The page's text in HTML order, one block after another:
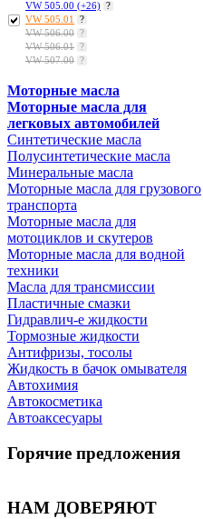
VW 505.00 (+26) ?
VW 505.01
?
VW 506.00 ?
VW 506.01 ?
VW 507.00 ?
Моторные масла
Моторные масла для
легковых автомобилей
Синтетические масла
Полусинтетические масла
Минеральные масла
Моторные масла для грузового
транспорта
Моторные масла для
мотоциклов и скутеров
Моторные масла для водной
техники
Масла для трансмиссии
Пластичные смазки
Гидравлич-е жидкости
Тормозные жидкости
Антифризы, тосолы
Жидкость в бачок омывателя
Автохимия
Автокосметика
Автоаксесуары
Горячие предложения
НАМ ДОВЕРЯЮТ